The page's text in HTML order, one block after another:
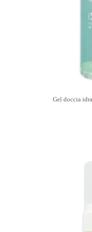
Gel doccia